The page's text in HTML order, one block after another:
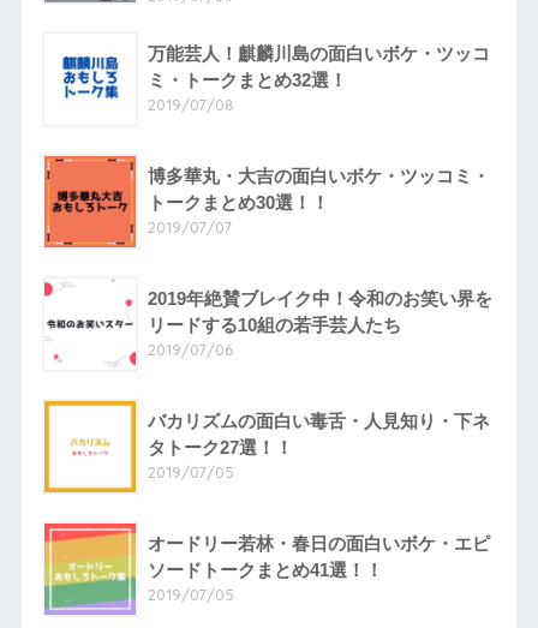
万能芸人！麒麟川島の面白いボケ・ツッコ
ミ・トークまとめ32選！
2019/07/08
博多華丸・大吉の面白いボケ・ツッコミ・
トークまとめ30選！！
2019/07/07
2019年絶賛ブレイク中！令和のお笑い界を
リードする10組の若手芸人たち
2019/07/06
バカリズムの面白い毒舌・人見知り・下ネ
タトーク27選！！
2019/07/05
オードリー若林・春日の面白いボケ・エピ
ソードトークまとめ41選！！
2019/07/05